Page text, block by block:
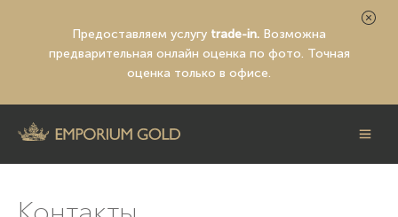
Предоставляем услугу trade-in. Возможна
предварительная онлайн оценка по фото. Точная
оценка только в офисе.